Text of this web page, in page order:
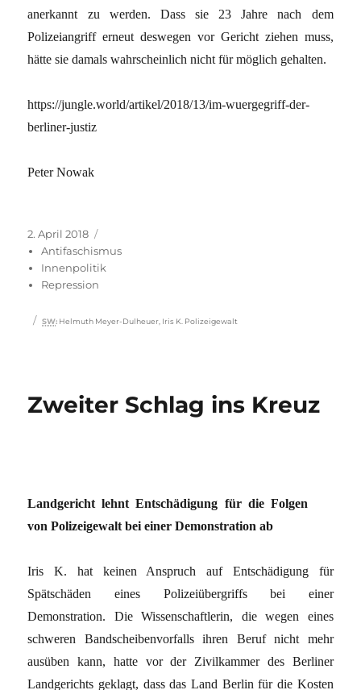
anerkannt zu werden. Dass sie 23 Jahre nach dem
Polizeiangriff erneut deswegen vor Gericht ziehen muss,
hätte sie damals wahrscheinlich nicht für möglich gehalten.
https://jungle.world/artikel/2018/13/im-wuergegriff-der-
berliner-justiz
Peter Nowak
Veröffentlicht
am
2. April 2018
Antifaschismus
Innenpolitik
Repression
Schlagwörter
SW: Helmuth Meyer-Dulheuer Iris K. Polizeigewalt
Zweiter Schlag ins Kreuz
Landgericht lehnt Entschädigung für die Folgen
von Polizeigewalt bei einer Demonstration ab
Iris K. hat keinen Anspruch auf Entschädigung für
Spätschäden eines Polizeiübergriffs bei einer
Demonstration. Die Wissenschaftlerin, die wegen eines
schweren Bandscheibenvorfalls ihren Beruf nicht mehr
ausüben kann, hatte vor der Zivilkammer des Berliner
Landgerichts geklagt, dass das Land Berlin für die Kosten